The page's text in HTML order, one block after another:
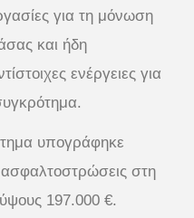
για τη μόνωση
και ήδη
ενέργειες για
υπογράφηκε
στη
197.000 €.